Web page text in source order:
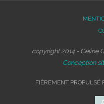
copyright 2014 - Céline
Conception
FIÈREMENT PROPULSÉ